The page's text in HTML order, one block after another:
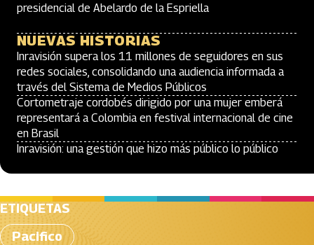
presidencial de Abelardo de la Espriella
NUEVAS HISTORIAS
Inravisión supera los 11 millones de seguidores en sus
redes sociales, consolidando una audiencia informada a
través del Sistema de Medios Públicos
Cortometraje cordobés dirigido por una mujer emberá
representará a Colombia en festival internacional de cine
en Brasil
Inravisión: una gestión que hizo más público lo público
ETIQUETAS
Pacifico